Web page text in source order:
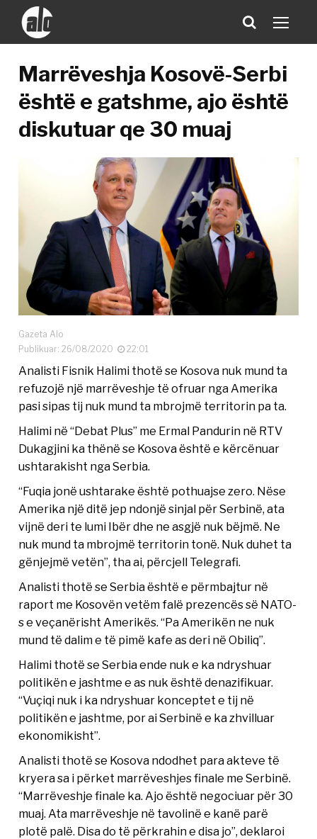
Marrëveshja Kosovë-Serbi
është e gatshme, ajo është
diskutuar qe 30 muaj
Gazeta Alo
Publikuar: 26/08/2020
22:01
Analisti Fisnik Halimi thotë se Kosova nuk mund ta
refuzojë një marrëveshje të ofruar nga Amerika
pasi sipas tij nuk mund ta mbrojmë territorin pa ta.
Halimi në “Debat Plus” me Ermal Pandurin në RTV
Dukagjini ka thënë se Kosova është e kërcënuar
ushtarakisht nga Serbia.
“Fuqia jonë ushtarake është pothuajse zero. Nëse
Amerika një ditë jep ndonjë sinjal për Serbinë, ata
vijnë deri te lumi Ibër dhe ne asgjë nuk bëjmë. Ne
nuk mund ta mbrojmë territorin tonë. Nuk duhet ta
gënjejmë vetën”, tha ai, përcjell Telegrafi.
Analisti thotë se Serbia është e përmbajtur në
raport me Kosovën vetëm falë prezencës së NATO-
s e veçanërisht Amerikës. “Pa Amerikën ne nuk
mund të dalim e të pimë kafe as deri në Obiliq”.
Halimi thotë se Serbia ende nuk e ka ndryshuar
politikën e jashtme e as nuk është denazifikuar.
“Vuçiqi nuk i ka ndryshuar konceptet e tij në
politikën e jashtme, por ai Serbinë e ka zhvilluar
ekonomikisht”.
Analisti thotë se Kosova ndodhet para akteve të
kryera sa i përket marrëveshjes finale me Serbinë.
“Marrëveshje finale ka. Ajo është negociuar për 30
muaj. Ata marrëveshje në tavolinë e kanë parë
plotë palë. Disa do të përkrahin e disa jo”, deklaroi